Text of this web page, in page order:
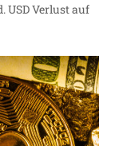
USD Verlust auf